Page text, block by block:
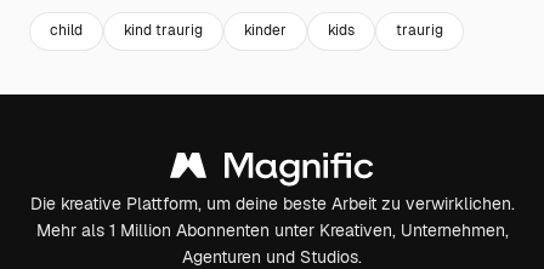
child kind traurig kinder kids traurig
Die kreative Plattform, um deine beste Arbeit zu verwirklichen.
Mehr als 1 Million Abonnenten unter Kreativen, Unternehmen,
Agenturen und Studios.